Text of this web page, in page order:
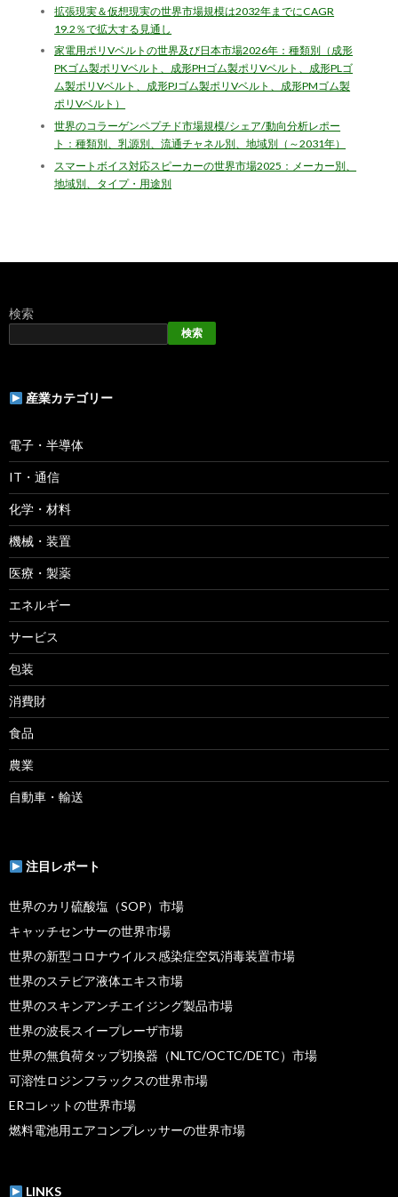
拡張現実＆仮想現実の世界市場規模は2032年までにCAGR
19.2％で拡大する見通し
家電用ポリVベルトの世界及び日本市場2026年：種類別（成形
PKゴム製ポリVベルト、成形PHゴム製ポリVベルト、成形PLゴ
ム製ポリVベルト、成形PJゴム製ポリVベルト、成形PMゴム製
ポリVベルト）
世界のコラーゲンペプチド市場規模/シェア/動向分析レポー
ト：種類別、乳源別、流通チャネル別、地域別（～2031年）
スマートボイス対応スピーカーの世界市場2025：メーカー別、
地域別、タイプ・用途別
検索
検索
産業カテゴリー
電子・半導体
IT・通信
化学・材料
機械・装置
医療・製薬
エネルギー
サービス
包装
消費財
食品
農業
自動車・輸送
注目レポート
世界のカリ硫酸塩（SOP）市場
キャッチセンサーの世界市場
世界の新型コロナウイルス感染症空気消毒装置市場
世界のステビア液体エキス市場
世界のスキンアンチエイジング製品市場
世界の波長スイープレーザ市場
世界の無負荷タップ切換器（NLTC/OCTC/DETC）市場
可溶性ロジンフラックスの世界市場
ERコレットの世界市場
燃料電池用エアコンプレッサーの世界市場
LINKS